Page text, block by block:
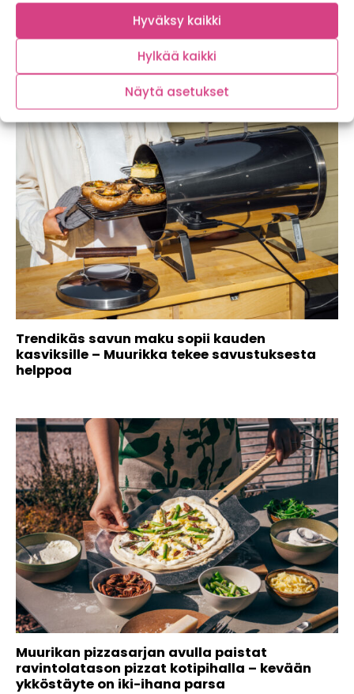
Hyväksy kaikki
Hylkää kaikki
Näytä asetukset
Kanawokki papaijalla ja perunalla – 20
minuutin väri- ja makupommi
Trendikäs savun maku sopii kauden
kasviksille – Muurikka tekee savustuksesta
helppoa
Muurikan pizzasarjan avulla paistat
ravintolatason pizzat kotipihalla – kevään
ykköstäyte on iki-ihana parsa